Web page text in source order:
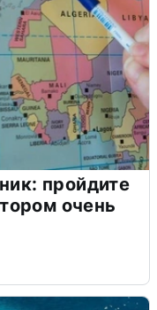
пройдите
очень